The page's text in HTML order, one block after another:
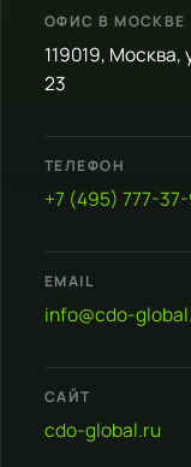
ОФИС В МОСКВЕ
119019, Москва,
23
ТЕЛЕФОН
+7 (495) 777-
EMAIL
info@cdo-
САЙТ
cdo-global.ru